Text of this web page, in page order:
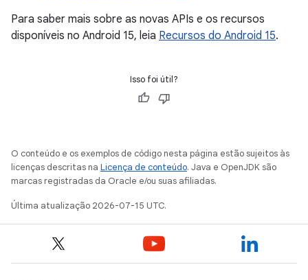
Para saber mais sobre as novas APIs e os recursos
disponíveis no Android 15, leia Recursos do Android 15.
Isso foi útil?
O conteúdo e os exemplos de código nesta página estão sujeitos às
licenças descritas na Licença de conteúdo. Java e OpenJDK são
marcas registradas da Oracle e/ou suas afiliadas.
Última atualização 2026-07-15 UTC.